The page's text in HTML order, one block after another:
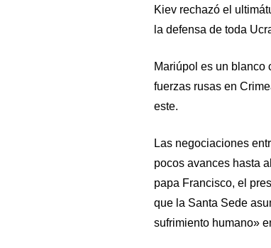
Kiev rechazó el
la defensa de toda
Mariúpol es un blanco
fuerzas rusas en
este.
Las negociaciones
pocos avances hasta
papa Francisco, el
que la Santa Sede
sufrimiento humano»